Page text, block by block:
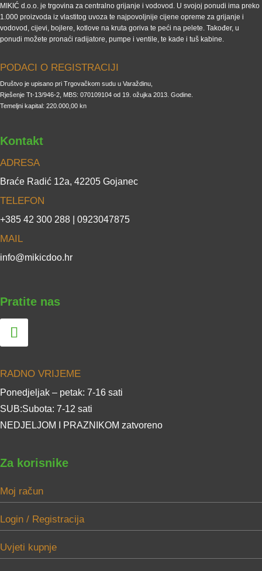
MIKIĆ d.o.o. je trgovina za centralno grijanje i vodovod. U svojoj ponudi ima preko
1.000 proizvoda iz vlastitog uvoza te najpovoljnije cijene opreme za grijanje i
vodovod, cijevi, bojlere, kotlove na kruta goriva te peći na pelete. Također, u
ponudi možete pronaći radijatore, pumpe i ventile, te kade i tuš kabine.
PODACI O REGISTRACIJI
Društvo je upisano pri Trgovačkom sudu u Varaždinu,
Rješenje Tt-13/946-2, MBS: 070109104 od 19. ožujka 2013. Godine.
Temeljni kapital: 220.000,00 kn
Kontakt
ADRESA
Braće Radić 12a, 42205 Gojanec
TELEFON
+385 42 300 288 | 0923047875
MAIL
info@mikicdoo.hr
Pratite nas
RADNO VRIJEME
Ponedjeljak – petak: 7-16 sati
SUB:Subota: 7-12 sati
NEDJELJOM I PRAZNIKOM zatvoreno
Za korisnike
Moj račun
Login / Registracija
Uvjeti kupnje